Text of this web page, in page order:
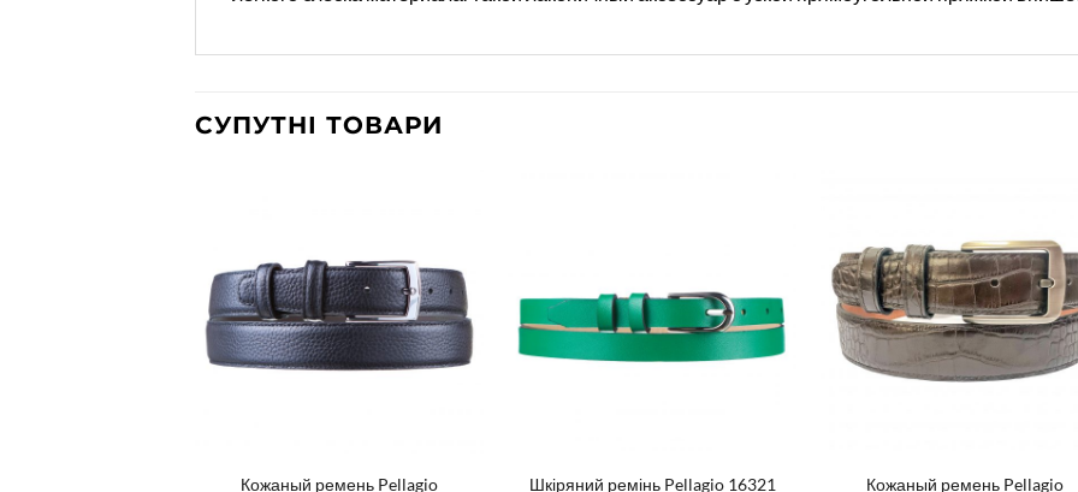
СУПУТНІ ТОВАРИ
Кожаный ремень Pellagio Шкіряний ремінь Pellagio 16321 Кожаный ремень Pellagio